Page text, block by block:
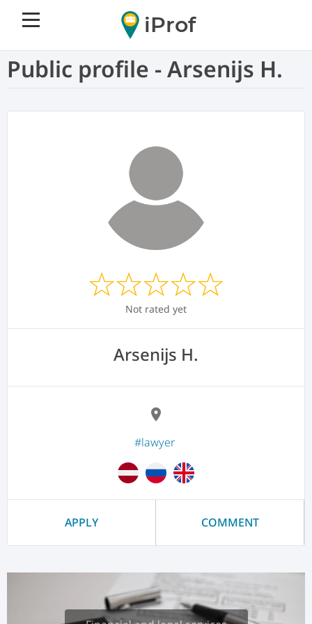
iProf
Public profile - Arsenijs H.
Not rated yet
Arsenijs H.
location_on
#lawyer
APPLY COMMENT